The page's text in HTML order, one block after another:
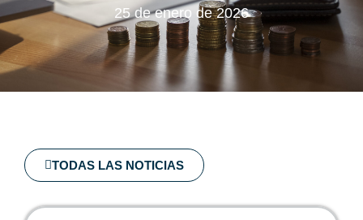
25 de enero de 2026
TODAS LAS NOTICIAS